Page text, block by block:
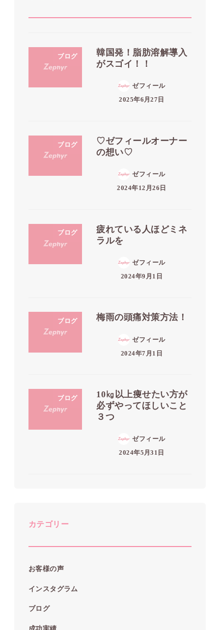
ブログ
韓国発！脂肪溶解導入
がスゴイ！！
ゼフィール
2025年6月27日
ブログ
♡ゼフィールオーナー
の想い♡
ゼフィール
2024年12月26日
ブログ
疲れている人ほどミネ
ラルを
ゼフィール
2024年9月1日
ブログ 梅雨の頭痛対策方法！
ゼフィール
2024年7月1日
ブログ
10㎏以上痩せたい方が
必ずやってほしいこと
３つ
ゼフィール
2024年5月31日
カテゴリー
お客様の声
インスタグラム
ブログ